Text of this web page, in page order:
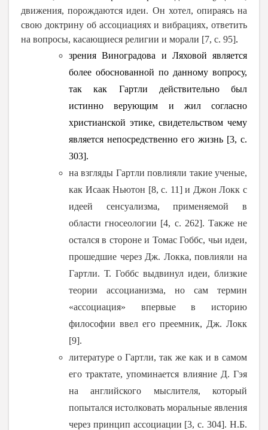
движения, порождаются идеи. Он хотел, опираясь на
свою доктрину об ассоциациях и вибрациях, ответить
на вопросы, касающиеся религии и морали [7, c. 95].
зрения Виноградова и Ляховой является
более обоснованной по данному вопросу,
так как Гартли действительно был
истинно верующим и жил согласно
христианской этике, свидетельством чему
является непосредственно его жизнь [3, с.
303].
на взгляды Гартли повлияли такие ученые,
как Исаак Ньютон [8, c. 11] и Джон Локк с
идеей сенсуализма, применяемой в
области гносеологии [4, c. 262]. Также не
остался в стороне и Томас Гоббс, чьи идеи,
прошедшие через Дж. Локка, повлияли на
Гартли. Т. Гоббс выдвинул идеи, близкие
теории ассоцианизма, но сам термин
«ассоциация» впервые в историю
философии ввел его преемник, Дж. Локк
[9].
литературе о Гартли, так же как и в самом
его трактате, упоминается влияние Д. Гэя
на английского мыслителя, который
попытался истолковать моральные явления
через принцип ассоциации [3, с. 304]. Н.Б.